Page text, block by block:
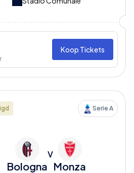
Koop Tickets
Serie A
Bologna
V
Monza